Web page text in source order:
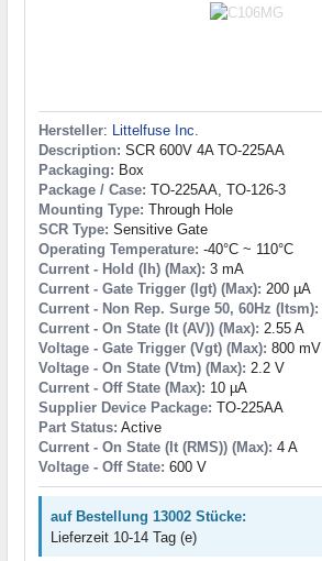
Hersteller: Littelfuse Inc.
Description: SCR 600V 4A TO-225AA
Packaging: Box
Package / Case: TO-225AA, TO-126-3
Mounting Type: Through Hole
SCR Type: Sensitive Gate
Operating Temperature: -40°C ~ 110°C
Current - Hold (Ih) (Max): 3 mA
Current - Gate Trigger (Igt) (Max): 200 µA
Current - Non Rep. Surge 50, 60Hz (Itsm):
Current - On State (It (AV)) (Max): 2.55 A
Voltage - Gate Trigger (Vgt) (Max): 800 mV
Voltage - On State (Vtm) (Max): 2.2 V
Current - Off State (Max): 10 µA
Supplier Device Package: TO-225AA
Part Status: Active
Current - On State (It (RMS)) (Max): 4 A
Voltage - Off State: 600 V
auf Bestellung 13002 Stücke:
Lieferzeit 10-14 Tag (e)